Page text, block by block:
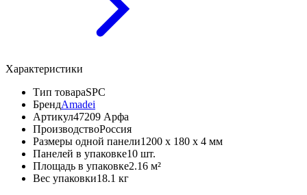
Характеристики
Тип товараSPC
БрендAmadei
Артикул47209 Арфа
ПроизводствоРоссия
Размеры одной панели1200 x 180 x 4 мм
Панелей в упаковке10 шт.
Площадь в упаковке2.16 м²
Вес упаковки18.1 кг